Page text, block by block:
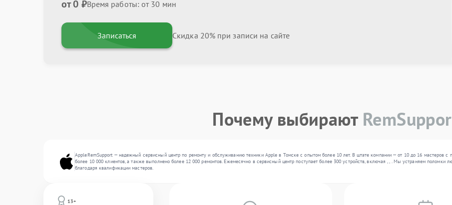
от 0 ₽Время работы: от 30 мин
Записаться Скидка 20% при записи на сайте
Почему выбирают
AppleRemSupport — надежный сервисный центр по ремонту и обслуживанию техники Apple в Томске с опытом более 10 лет. В штате компании — от 10 до 16 мастеров с
более 10 000 клиентов, а также выполнено более 12 000 ремонтов. Ежемесячно в сервисный центр поступает более 300 устройств, включая , , . Мы устраняем поломки
благодаря квалификации мастеров.
13+